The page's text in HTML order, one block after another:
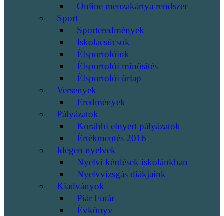
Online menzakártya rendszer
Sport
Sporteredmények
Iskolacsúcsok
Élsportolóink
Élsportolói minősítés
Élsportolói űrlap
Versenyek
Eredmények
Pályázatok
Korábbi elnyert pályázatok
Értékmentés 2016
Idegen nyelvek
Nyelvi kérdések iskolánkban
Nyelvvizsgás diákjaink
Kiadványok
Piár Futár
Évkönyv